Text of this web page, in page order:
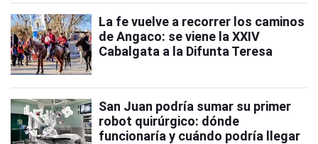
La fe vuelve a recorrer los caminos
de Angaco: se viene la XXIV
Cabalgata a la Difunta Teresa
San Juan podría sumar su primer
robot quirúrgico: dónde
funcionaría y cuándo podría llegar